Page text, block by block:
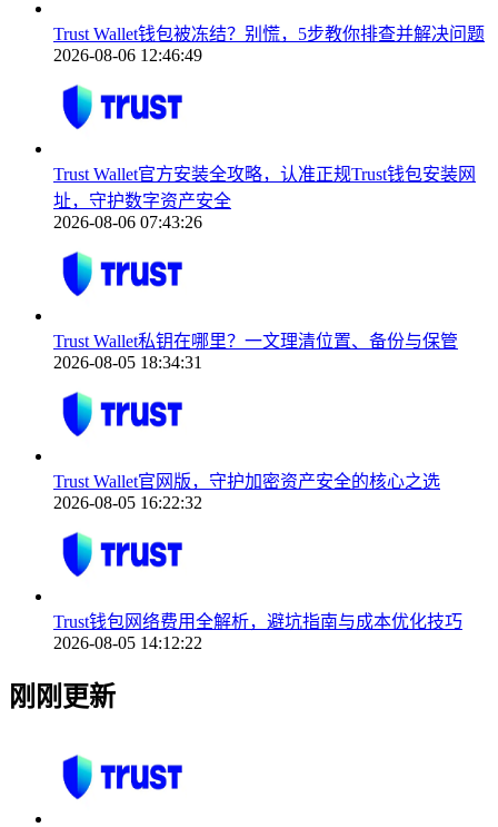
Trust Wallet钱包被冻结？别慌，5步教你排查并解决问题
2026-08-06 12:46:49
Trust Wallet官方安装全攻略，认准正规Trust钱包安装网
址，守护数字资产安全
2026-08-06 07:43:26
Trust Wallet私钥在哪里？一文理清位置、备份与保管
2026-08-05 18:34:31
Trust Wallet官网版，守护加密资产安全的核心之选
2026-08-05 16:22:32
Trust钱包网络费用全解析，避坑指南与成本优化技巧
2026-08-05 14:12:22
刚刚更新